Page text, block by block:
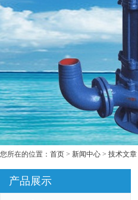
您所在的位置： 首页 > 新闻中心 > 技术文章
产品展示